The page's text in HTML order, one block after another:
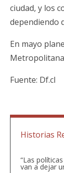
ciudad, y los
dependiendo
En mayo
Fuente: Df.cl
Historias
“Las
van a dejar